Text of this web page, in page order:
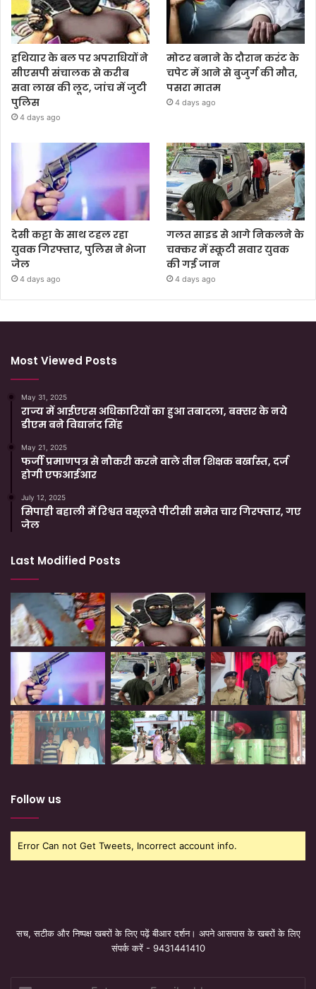
हथियार के बल पर अपराधियों ने
सीएसपी संचालक से करीब
सवा लाख की लूट, जांच में जुटी
पुलिस
4 days ago
मोटर बनाने के दौरान करंट के
चपेट में आने से बुजुर्ग की मौत,
पसरा मातम
4 days ago
देसी कट्टा के साथ टहल रहा
युवक गिरफ्तार, पुलिस ने भेजा
जेल
4 days ago
गलत साइड से आगे निकलने के
चक्कर में स्कूटी सवार युवक
की गई जान
4 days ago
Most Viewed Posts
May 31, 2025
राज्य में आईएएस अधिकारियों का हुआ तबादला, बक्सर के नये
डीएम बने विद्यानंद सिंह
May 21, 2025
फर्जी प्रमाणपत्र से नौकरी करने वाले तीन शिक्षक बर्खास्त, दर्ज
होगी एफआईआर
July 12, 2025
सिपाही बहाली में रिश्वत वसूलते पीटीसी समेत चार गिरफ्तार, गए
जेल
Last Modified Posts
Follow us
Error Can not Get Tweets, Incorrect account info.
सच, सटीक और निष्पक्ष खबरों के लिए पढ़ें बीआर दर्शन। अपने आसपास के खबरों के लिए
संपर्क करें - 9431441410